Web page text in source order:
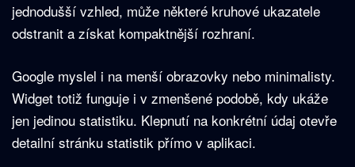
jednodušší vzhled, může některé kruhové ukazatele
odstranit a získat kompaktnější rozhraní.
Google myslel i na menší obrazovky nebo minimalisty.
Widget totiž funguje i v zmenšené podobě, kdy ukáže
jen jedinou statistiku. Klepnutí na konkrétní údaj otevře
detailní stránku statistik přímo v aplikaci.